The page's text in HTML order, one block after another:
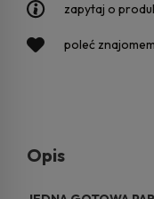
zapytaj o
poleć
Opis